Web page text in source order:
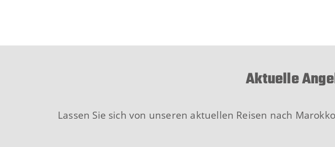
Aktuelle
Lassen Sie sich von unseren aktuellen Reisen nach